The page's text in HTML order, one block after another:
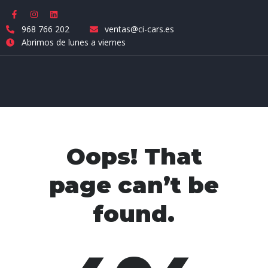
968 766 202
ventas@ci-cars.es
Abrimos de lunes a viernes
Oops! That
page can’t be
found.